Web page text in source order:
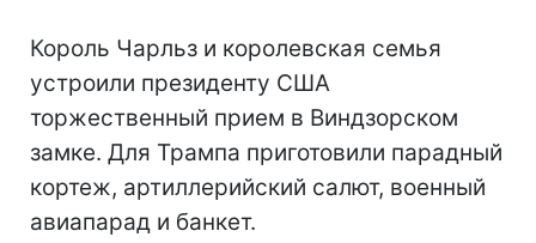
Король Чарльз и королевская семья
устроили президенту США
торжественный прием в Виндзорском
замке. Для Трампа приготовили парадный
кортеж, артиллерийский салют, военный
авиапарад и банкет.